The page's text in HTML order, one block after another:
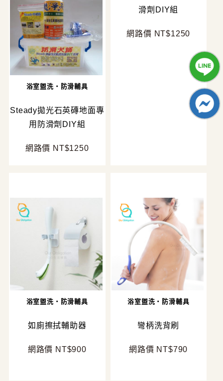
浴室盥洗・防滑輔具
Steady拋光石英磚地面專
用防滑劑DIY組
網路價 NT$1250
滑劑DIY組
網路價 NT$1250
浴室盥洗・防滑輔具
如廁擦拭輔助器
網路價 NT$900
浴室盥洗・防滑輔具
彎柄洗背刷
網路價 NT$790